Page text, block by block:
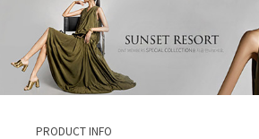
PRODUCT INFO